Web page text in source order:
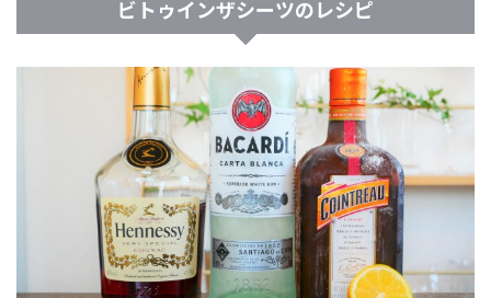
ビトゥインザシーツのレシピ